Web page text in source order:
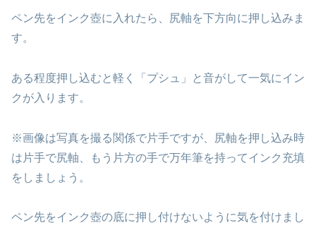
ペン先をインク壺に入れたら、尻軸を下方向に押し込みま
す。
ある程度押し込むと軽く「プシュ」と音がして一気にイン
クが入ります。
※画像は写真を撮る関係で片手ですが、尻軸を押し込み時
は片手で尻軸、もう片方の手で万年筆を持ってインク充填
をしましょう。
ペン先をインク壺の底に押し付けないように気を付けまし